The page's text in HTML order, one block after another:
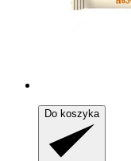
Do koszyka